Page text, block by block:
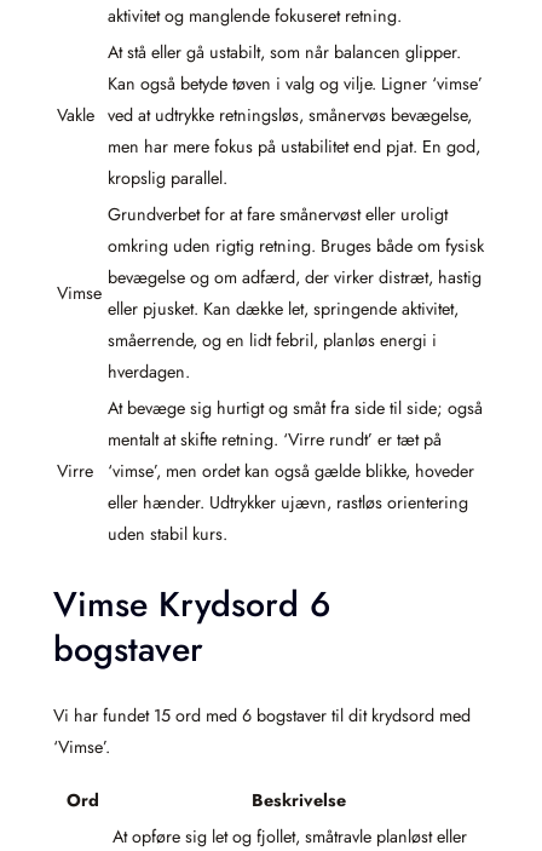
aktivitet og manglende fokuseret retning.
Vakle
At stå eller gå ustabilt, som når balancen glipper.
Kan også betyde tøven i valg og vilje. Ligner ‘vimse’
ved at udtrykke retningsløs, smånervøs bevægelse,
men har mere fokus på ustabilitet end pjat. En god,
kropslig parallel.
Vimse
Grundverbet for at fare smånervøst eller uroligt
omkring uden rigtig retning. Bruges både om fysisk
bevægelse og om adfærd, der virker distræt, hastig
eller pjusket. Kan dække let, springende aktivitet,
småerrende, og en lidt febril, planløs energi i
hverdagen.
Virre
At bevæge sig hurtigt og småt fra side til side; også
mentalt at skifte retning. ‘Virre rundt’ er tæt på
‘vimse’, men ordet kan også gælde blikke, hoveder
eller hænder. Udtrykker ujævn, rastløs orientering
uden stabil kurs.
Vimse Krydsord 6
bogstaver
Vi har fundet 15 ord med 6 bogstaver til dit krydsord med
‘Vimse’.
Ord Beskrivelse
At opføre sig let og fjollet, småtravle planløst eller